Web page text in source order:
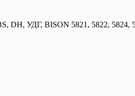
DH, УДГ, BISON 5821, 5822, 5824,